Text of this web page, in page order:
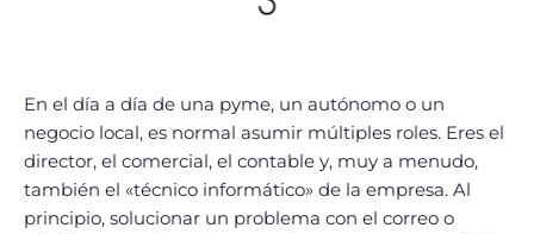
En el día a día de una pyme, un autónomo o un
negocio local, es normal asumir múltiples roles. Eres el
director, el comercial, el contable y, muy a menudo,
también el «técnico informático» de la empresa. Al
principio, solucionar un problema con el correo o